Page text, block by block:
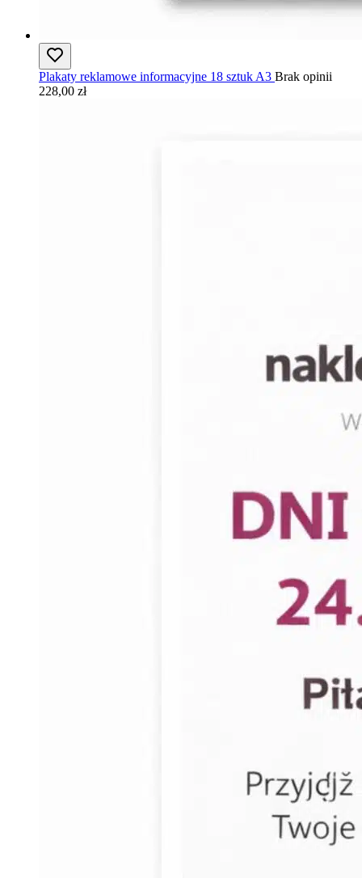
Plakaty reklamowe informacyjne 18 sztuk A3 Brak opinii
228,00 zł